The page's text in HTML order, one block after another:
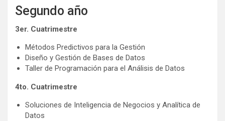
Segundo año
3er. Cuatrimestre
Métodos Predictivos para la Gestión
Diseño y Gestión de Bases de Datos
Taller de Programación para el Análisis de Datos
4to. Cuatrimestre
Soluciones de Inteligencia de Negocios y Analítica de
Datos